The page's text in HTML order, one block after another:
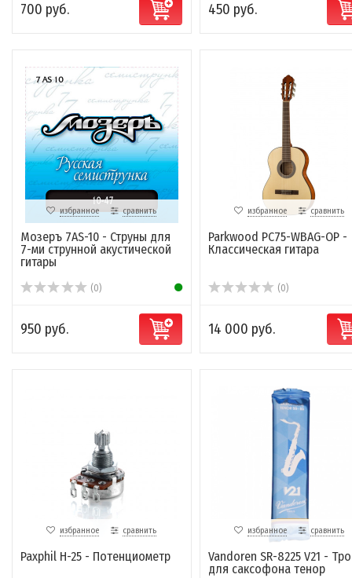
700 руб. 450 руб.
избранное сравнить
Мозеръ 7AS-10 - Струны для
7-ми струнной акустической
гитары
(0)
950 руб.
избранное сравнить
Parkwood PC75-WBAG-OP -
Классическая гитара
(0)
14 000 руб.
избранное сравнить
Paxphil H-25 - Потенциометр
избранное сравнить
Vandoren SR-8225 V21 -
для саксофона тенор